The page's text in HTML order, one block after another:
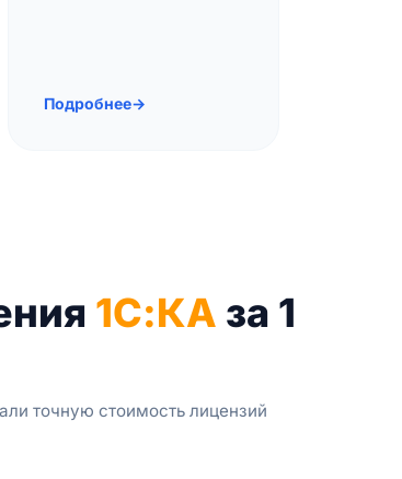
Подробнее→
1С:КА за 1
точную стоимость лицензий